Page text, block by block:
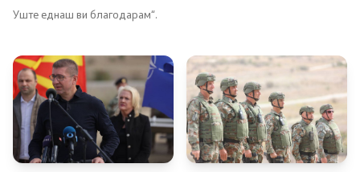
Со еден клик до сите услуги
Уште еднаш ви благодарам“.